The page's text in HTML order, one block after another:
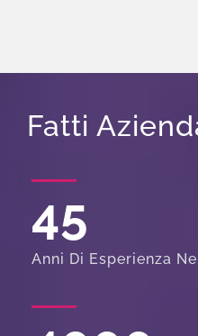
Fatti
45
Anni Di Esperienza